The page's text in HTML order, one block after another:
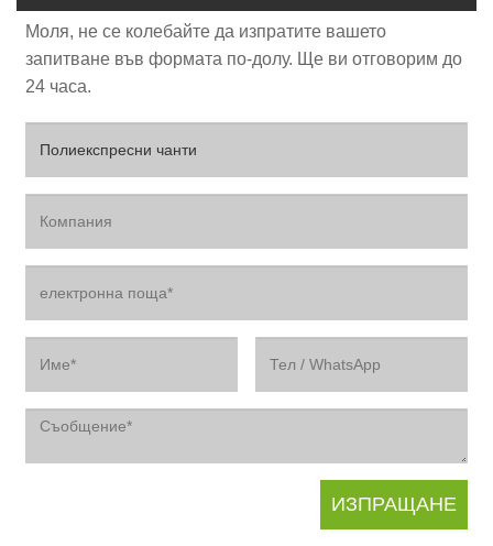
Моля, не се колебайте да изпратите вашето
запитване във формата по-долу. Ще ви отговорим до
24 часа.